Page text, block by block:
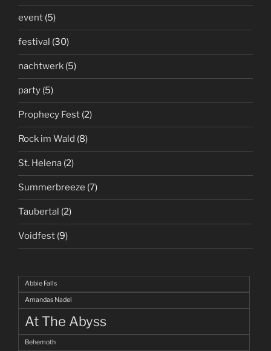
event (5)
festival (30)
nachtwerk (5)
party (5)
Prophecy Fest (2)
Rock im Wald (8)
St. Helena (2)
Summerbreeze (7)
Taubertal (2)
Voidfest (9)
Abbie Falls
Amandas Nadel
At The Abyss
Behemoth